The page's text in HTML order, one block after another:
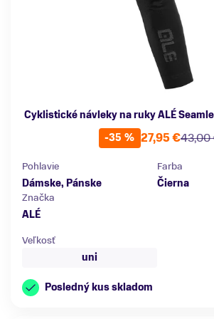
Cyklistické návleky na ruky ALÉ
-35 %
43,00
27,95 €
Pohlavie
Dámske, Pánske
Farba
Čierna
Značka
ALÉ
Veľkosť
uni
Posledný kus skladom